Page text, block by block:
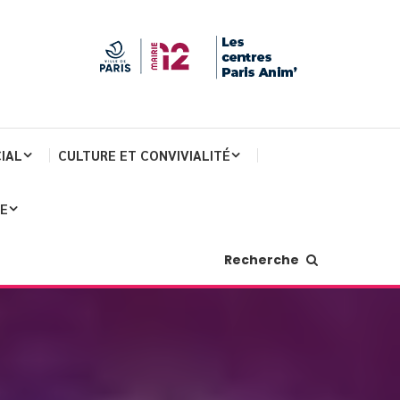
CULTURE ET CONVIVIALITÉ
Recherche